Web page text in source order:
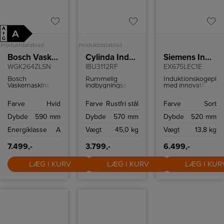
A
↑
G
A
Produktdatablad
Bosch Vaskemaskine
WGK264ZLSN
Bosch
Vaskemaskine
Farve
Hvid
Dybde
590 mm
Energiklasse
A
7.499,-
LÆG I KURV
Produktdatablad
Cylinda Indbygningsovn
IBU3112RF
Rummelig
indbygningsovn
forskellige
Farve Rustfri stål
Dybde
570 mm
Vægt
45,0 kg
3.799,-
LÆG I KURV
Siemens Induktionskogeplade
EX675LEC1E
med innovativ
powerBoost-
powerMove Plus
Plus.
Farve
Sort
Dybde
520 mm
Vægt
13,8 kg
6.499,-
LÆG I